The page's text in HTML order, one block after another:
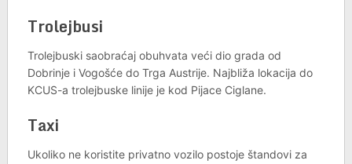
Trolejbusi
Trolejbuski saobraćaj obuhvata veći dio grada od
Dobrinje i Vogošće do Trga Austrije. Najbliža lokacija do
KCUS-a trolejbuske linije je kod Pijace Ciglane.
Taxi
Ukoliko ne koristite privatno vozilo postoje štandovi za